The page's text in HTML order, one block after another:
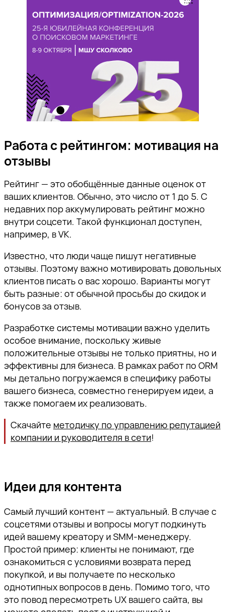
Работа с рейтингом: мотивация на
отзывы
Рейтинг — это обобщённые данные оценок от
ваших клиентов. Обычно, это число от 1 до 5. С
недавних пор аккумулировать рейтинг можно
внутри соцсети. Такой функционал доступен,
например, в VK.
Известно, что люди чаще пишут негативные
отзывы. Поэтому важно мотивировать довольных
клиентов писать о вас хорошо. Варианты могут
быть разные: от обычной просьбы до скидок и
бонусов за отзыв.
Разработке системы мотивации важно уделить
особое внимание, поскольку живые
положительные отзывы не только приятны, но и
эффективны для бизнеса. В рамках работ по ORM
мы детально погружаемся в специфику работы
вашего бизнеса, совместно генерируем идеи, а
также помогаем их реализовать.
Скачайте методичку по управлению репутацией
компании и руководителя в сети!
Идеи для контента
Самый лучший контент — актуальный. В случае с
соцсетями отзывы и вопросы могут подкинуть
идей вашему креатору и SMM-менеджеру.
Простой пример: клиенты не понимают, где
ознакомиться с условиями возврата перед
покупкой, и вы получаете по несколько
однотипных вопросов в день. Помимо того, что
это повод пересмотреть UX вашего сайта, вы